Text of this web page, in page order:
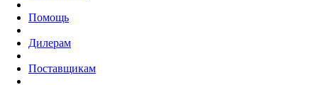
Помощь
Дилерам
Поставщикам